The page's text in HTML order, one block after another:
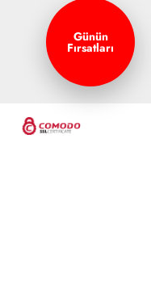
Günün
Fırsatları